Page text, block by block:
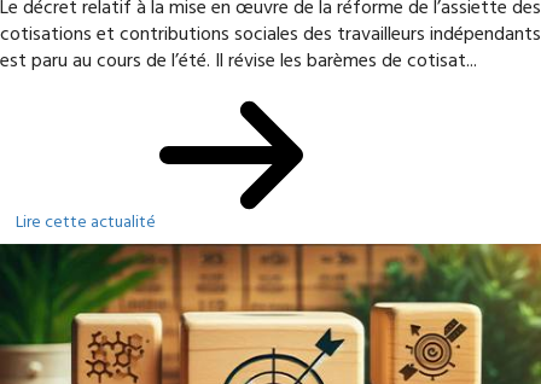
Le décret relatif à la mise en œuvre de la réforme de l’assiette des
cotisations et contributions sociales des travailleurs indépendants
est paru au cours de l’été. Il révise les barèmes de cotisat...
Lire cette actualité